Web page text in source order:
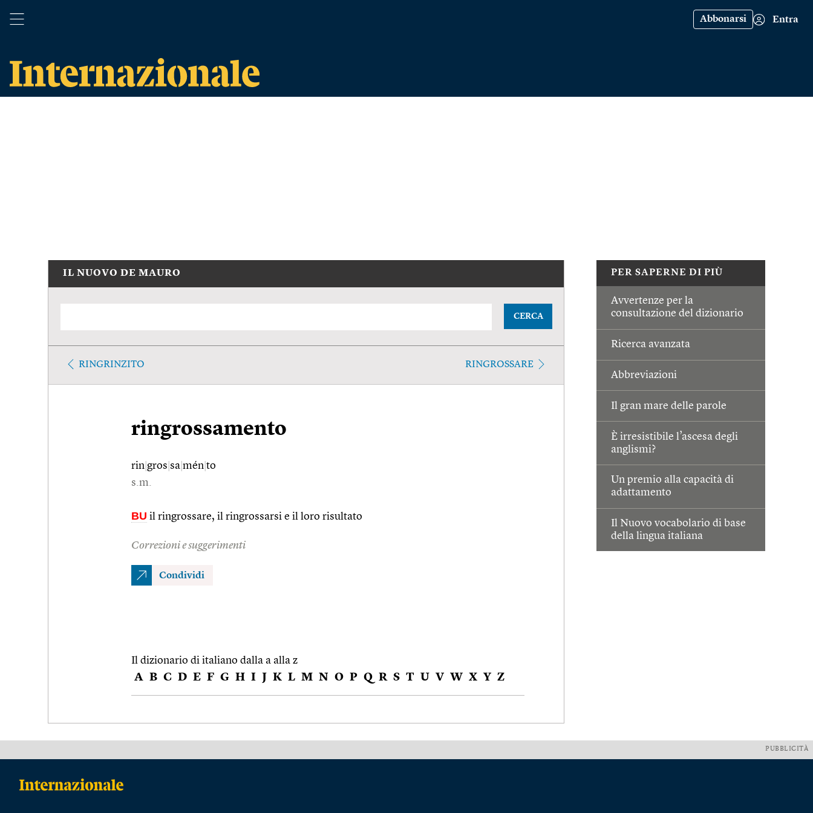
Abbonarsi Entra
PER SAPERNE DI PIÙ
Avvertenze per la
consultazione del dizionario
Ricerca avanzata
Abbreviazioni
Il gran mare delle parole
È irresistibile l’ascesa degli
anglismi?
Un premio alla capacità di
adattamento
Il Nuovo vocabolario di base
della lingua italiana
IL NUOVO DE MAURO
CERCA
RINGRINZITO RINGROSSARE
ringrossamento
rin gros sa mén to
s.m.
BU il ringrossare, il ringrossarsi e il loro risultato
Correzioni e suggerimenti
Condividi
Il dizionario di italiano dalla a alla z
A B C D E F G H I J K L M N O P Q R S T U V W X Y Z
PUBBLICITÀ